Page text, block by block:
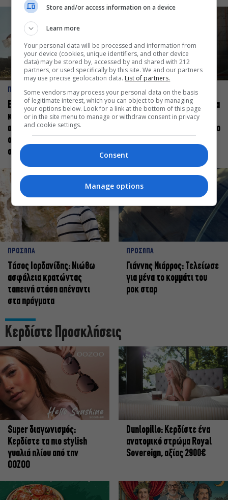
ΠΡΟΣΩΠΑ
Ελεάνα Ανδρεούδη: Κάθε
καλλιτέχνης όταν
ανεβαίνει στη σκηνή
οφείλει να αισθάνεται
σταρ
ΠΡΟΣΩΠΑ
Βαγγέλης Μπίκος: Έμαθα να
δίνω αξία στο ποιος είμαι
πάνω στη σκηνή και όχι στο
ΠΡΟΣΩΠΑ
Tάσος Ιορδανίδης: Νιώθω
ασφάλεια κρατώντας
ταπεινή στάση απέναντι
στα πράγματα
ΠΡΟΣΩΠΑ
Γιάννης Νιάρρος: Τελείωσε
για μένα το κομμάτι του
ροκ σταρ
Κερδίστε Προσκλήσεις
Super διαγωνισμός:
Κερδίστε τα πιο stylish
γυαλιά ηλίου από την
OOZOO
Dunlopillo: Κερδίστε ένα
ανατομικό στρώμα Royal
Sovereign, αξίας 2900€
Store and/or access information on a device
Learn more
Your personal data will be processed and information from
your device (cookies, unique identifiers, and other device
data) may be stored by, accessed by and shared with 212
partners, or used specifically by this site. We and our partners
may use precise geolocation data. List of partners.
Some vendors may process your personal data on the basis
of legitimate interest, which you can object to by managing
your options below. Look for a link at the bottom of this page
or in the site menu to manage or withdraw consent in privacy
and cookie settings.
Consent
Manage options